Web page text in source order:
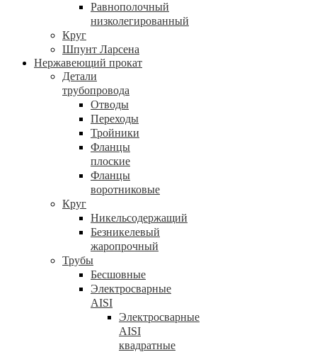
Равнополочный
низколегированный
Круг
Шпунт Ларсена
Нержавеющий прокат
Детали
трубопровода
Отводы
Переходы
Тройники
Фланцы
плоские
Фланцы
воротниковые
Круг
Никельсодержащий
Безникелевый
жаропрочный
Трубы
Бесшовные
Электросварные
AISI
Электросварные
AISI
квадратные